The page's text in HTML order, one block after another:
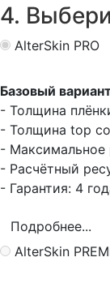
4.
AlterSkin PRO
Базовый
- Толщина
- Толщина top
- Максимальное
- Расчётный
- Гарантия: 4
Подробнее...
AlterSkin